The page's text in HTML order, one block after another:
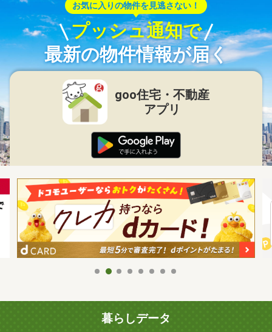
お気に入りの物件を見逃さない！
プッシュ通知で
最新の物件情報が届く
goo住宅・不動産
アプリ
暮らしデータ